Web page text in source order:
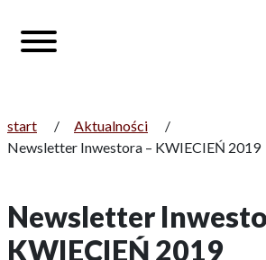
start / Aktualności
/
Newsletter Inwestora – KWIECIEŃ 2019
Newsletter
KWIECIEŃ 2019